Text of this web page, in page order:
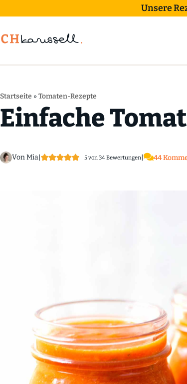
Unsere
Startseite »Tomaten-Rezepte
Einfache
Von Mia 5von 34Bewertungen| 44